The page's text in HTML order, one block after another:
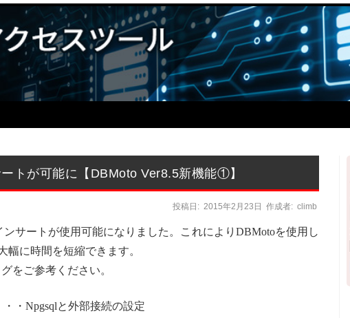
トが可能に【DBMoto Ver8.5新機能①】
投稿日: 2015年2月23日 作成者: climb
ンサートが使用可能になりました。これによりDBMotoを使用し
幅に時間を短縮できます。
をご参考ください。
・Npgsqlと外部接続の設定